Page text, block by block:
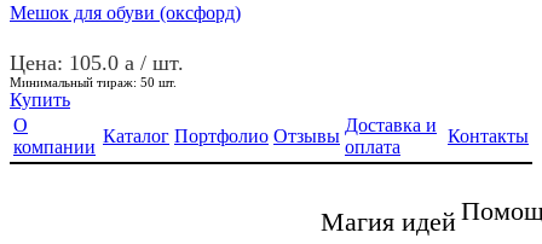
Мешок для обуви (оксфорд)
Цена: 105.0 a / шт.
Минимальный тираж: 50 шт.
Купить
О
компании
Каталог Портфолио Отзывы
Доставка и
оплата
Контакты
Магия идей